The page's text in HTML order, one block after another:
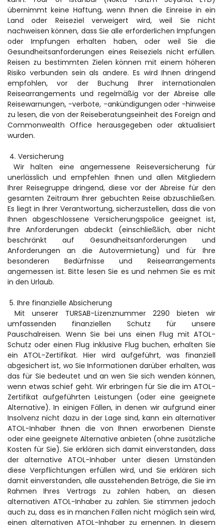
übernimmt keine Haftung, wenn Ihnen die Einreise in ein
Land oder Reiseziel verweigert wird, weil Sie nicht
nachweisen können, dass Sie alle erforderlichen Impfungen
oder Impfungen erhalten haben, oder weil Sie die
Gesundheitsanforderungen eines Reiseziels nicht erfüllen.
Reisen zu bestimmten Zielen können mit einem höheren
Risiko verbunden sein als andere. Es wird Ihnen dringend
empfohlen, vor der Buchung Ihrer internationalen
Reisearrangements und regelmäßig vor der Abreise alle
Reisewarnungen, -verbote, -ankündigungen oder -hinweise
zu lesen, die von der Reiseberatungseinheit des Foreign and
Commonwealth Office herausgegeben oder aktualisiert
wurden.
4. Versicherung
Wir halten eine angemessene Reiseversicherung für
unerlässlich und empfehlen Ihnen und allen Mitgliedern
Ihrer Reisegruppe dringend, diese vor der Abreise für den
gesamten Zeitraum Ihrer gebuchten Reise abzuschließen.
Es liegt in Ihrer Verantwortung, sicherzustellen, dass die von
Ihnen abgeschlossene Versicherungspolice geeignet ist,
Ihre Anforderungen abdeckt (einschließlich, aber nicht
beschränkt auf Gesundheitsanforderungen und
Anforderungen an die Autovermietung) und für Ihre
besonderen Bedürfnisse und Reisearrangements
angemessen ist. Bitte lesen Sie es und nehmen Sie es mit
in den Urlaub.
5. Ihre finanzielle Absicherung
umfassenden finanziellen Schutz für unsere
Pauschalreisen. Wenn Sie bei uns einen Flug mit ATOL-
Schutz oder einen Flug inklusive Flug buchen, erhalten Sie
ein ATOL-Zertifikat. Hier wird aufgeführt, was finanziell
abgesichert ist, wo Sie Informationen darüber erhalten, was
das für Sie bedeutet und an wen Sie sich wenden können,
wenn etwas schief geht. Wir erbringen für Sie die im ATOL-
Zertifikat aufgeführten Leistungen (oder eine geeignete
Alternative). In einigen Fällen, in denen wir aufgrund einer
Insolvenz nicht dazu in der Lage sind, kann ein alternativer
ATOL-Inhaber Ihnen die von Ihnen erworbenen Dienste
oder eine geeignete Alternative anbieten (ohne zusätzliche
Kosten für Sie). Sie erklären sich damit einverstanden, dass
der alternative ATOL-Inhaber unter diesen Umständen
diese Verpflichtungen erfüllen wird, und Sie erklären sich
damit einverstanden, alle ausstehenden Beträge, die Sie im
Rahmen Ihres Vertrags zu zahlen haben, an diesen
alternativen ATOL-Inhaber zu zahlen. Sie stimmen jedoch
auch zu, dass es in manchen Fällen nicht möglich sein wird,
einen alternativen ATOL-Inhaber zu ernennen. In diesem